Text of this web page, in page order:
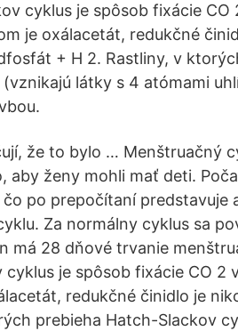
cyklus je spôsob fixácie
je oxálacetát, redukčné
+ H 2. Rastliny, v
látky s 4 atómami
že to bylo … Menštruačný
aby ženy mohli mať deti.
po prepočítaní predstavuje
Za normálny cyklus sa
má 28 dňové trvanie
cyklus je spôsob fixácie CO
redukčné činidlo je
prebieha Hatch-Slackov